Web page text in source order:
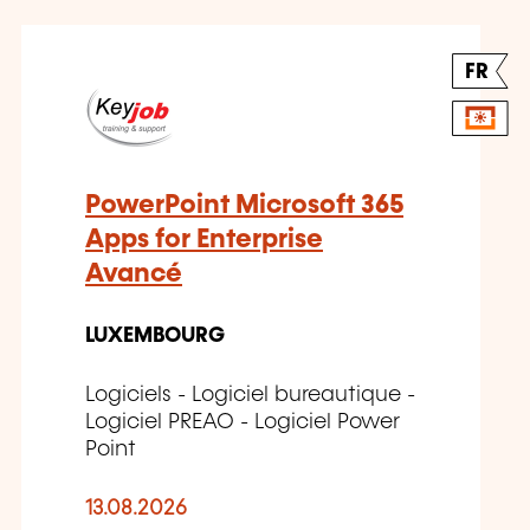
FR
PowerPoint Microsoft 365
Apps for Enterprise
Avancé
LUXEMBOURG
Logiciels - Logiciel bureautique -
Logiciel PREAO - Logiciel Power
Point
13.08.2026